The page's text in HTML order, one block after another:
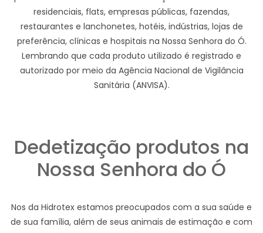
residenciais, flats, empresas públicas, fazendas,
restaurantes e lanchonetes, hotéis, indústrias, lojas de
preferência, clínicas e hospitais na Nossa Senhora do Ó.
Lembrando que cada produto utilizado é registrado e
autorizado por meio da Agência Nacional de Vigilância
Sanitária (ANVISA).
Dedetização produtos na
Nossa Senhora do Ó
Nos da Hidrotex estamos preocupados com a sua saúde e
de sua família, além de seus animais de estimação e com